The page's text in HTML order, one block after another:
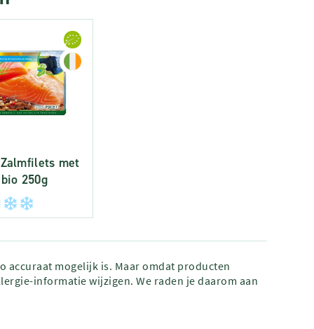
met
250g
accuraat mogelijk is. Maar omdat producten
informatie wijzigen. We raden je daarom aan